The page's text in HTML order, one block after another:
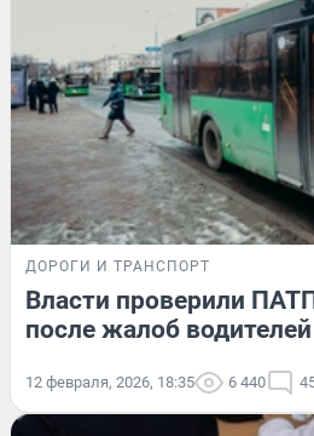
ДОРОГИ И ТРАНСПОРТ
Власти проверили
после жалоб
12 февраля, 2026, 18:35 6 440